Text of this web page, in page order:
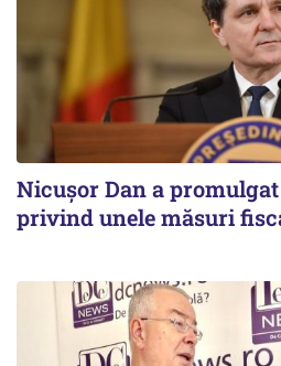
Nicușor Dan a
privind unele măsuri